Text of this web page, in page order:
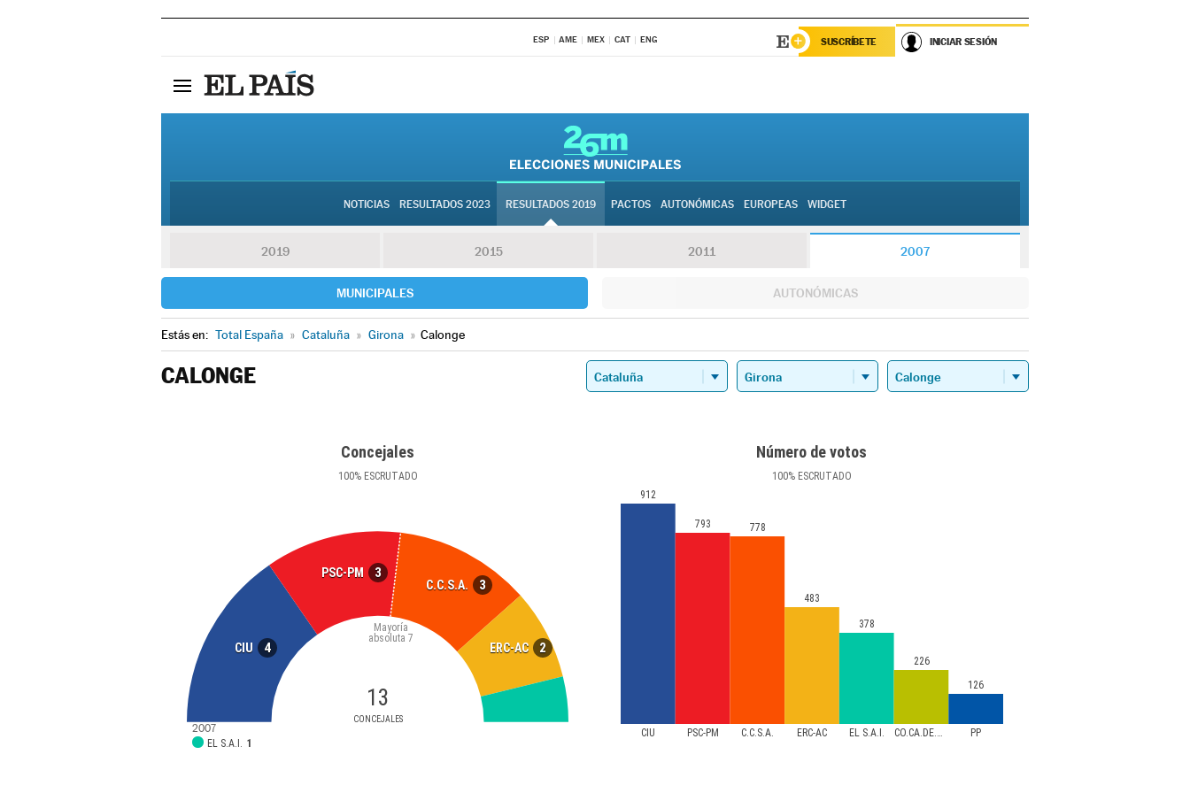
ESP AME MEX CAT ENG SUSCRÍBETE INICIAR SESIÓN
NOTICIAS RESULTADOS 2023 RESULTADOS 2019 PACTOS AUTONÓMICAS EUROPEAS WIDGET
2019 2015 2011 2007
MUNICIPALES AUTONÓMICAS
Estás en: Total España » Cataluña » Girona » Calonge
CALONGE
Concejales
100%ESCRUTADO
CIU 4
PSC-PM 3
C.C.S.A. 3
ERC-AC 2
13
CONCEJALES
Mayoría
absoluta 7
EL S.A.I. 1
2007
Número de votos
100%ESCRUTADO
CIU PSC-PM C.C.S.A. ERC-AC EL S.A.I. CO.CA.DE.TE PP
912
793 778
483
378
226
126